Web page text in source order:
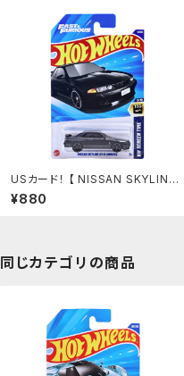
USカード！ 【 NISSAN SKYLINE
GT-R(BNR32)】fast&furious
ワイスピ
¥880
同じカテゴリの商品